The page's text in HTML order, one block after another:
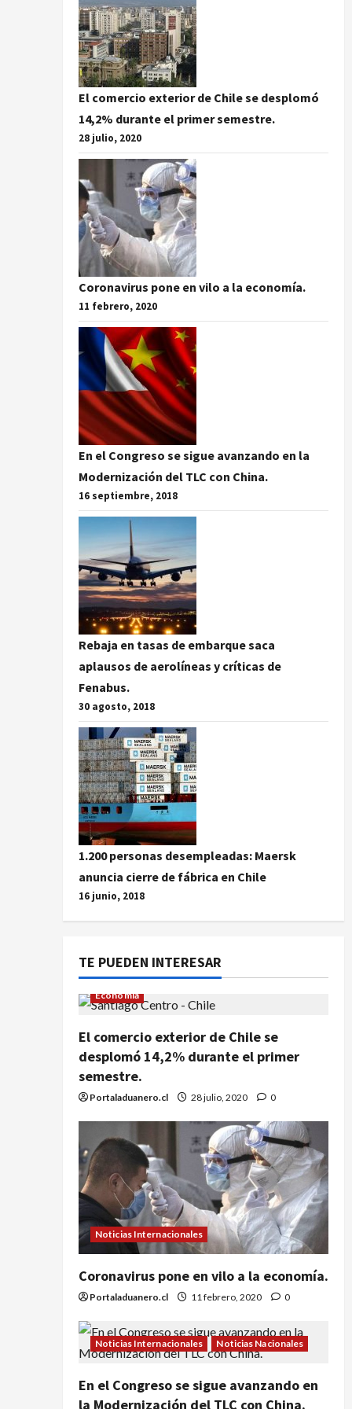
El comercio exterior de Chile se desplomó
14,2% durante el primer semestre.
28 julio, 2020
Coronavirus pone en vilo a la economía.
11 febrero, 2020
En el Congreso se sigue avanzando en la
Modernización del TLC con China.
16 septiembre, 2018
Rebaja en tasas de embarque saca
aplausos de aerolíneas y críticas de
Fenabus.
30 agosto, 2018
1.200 personas desempleadas: Maersk
anuncia cierre de fábrica en Chile
16 junio, 2018
TE PUEDEN INTERESAR
Economía
El comercio exterior de Chile se
desplomó 14,2% durante el primer
semestre.
Portaladuanero.cl 28 julio, 2020 0
Noticias Internacionales
Coronavirus pone en vilo a la economía.
Portaladuanero.cl 11 febrero, 2020 0
Noticias Internacionales Noticias Nacionales
En el Congreso se sigue avanzando en
la Modernización del TLC con China.